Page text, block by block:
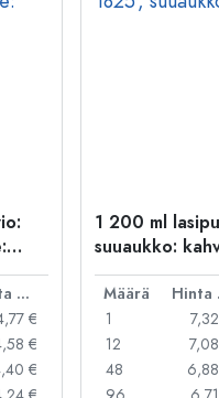
Hinta per kpl
€
€
€
1 200 ml
suuaukko:
Määrä
1
12
48